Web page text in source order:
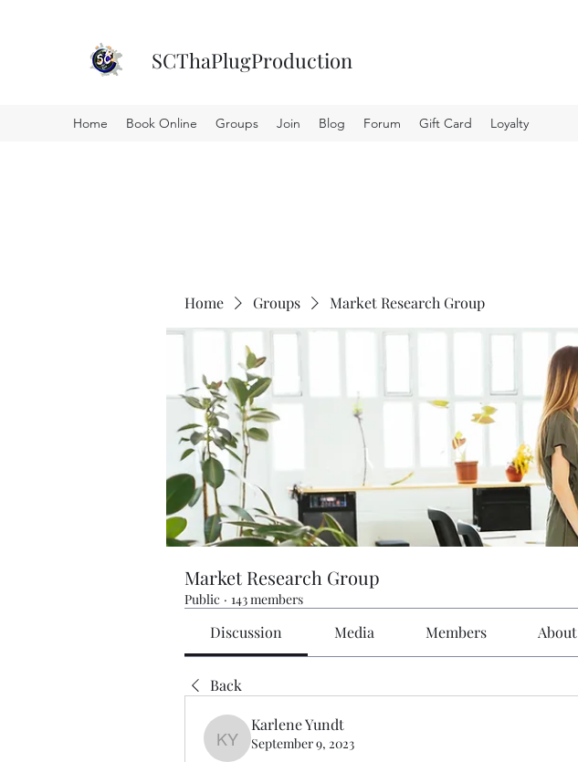
SCThaPlugProduction
Home Book Online Groups Join Blog Forum Gift Card Loyalty
Home Groups Market Research Group
Market Research Group
Public · 143 members
Discussion Media Members About
Back
Karlene Yundt
Karlene Yundt
September 9, 2023